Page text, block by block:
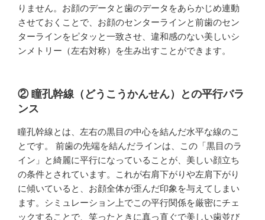
りません。お顔のデータと歯のデータをあらかじめ連動
させておくことで、お顔のセンターラインと前歯のセン
ターラインをピタッと一致させ、違和感のない美しいシ
ンメトリー（左右対称）を生み出すことができます。
② 瞳孔幹線（どうこうかんせん）との平行バラ
ンス
瞳孔幹線とは、左右の黒目の中心を結んだ水平な線のこ
とです。 前歯の先端を結んだラインは、この「黒目のラ
イン」と綺麗に平行になっていることが、美しい顔立ち
の条件とされています。これが右肩下がりや左肩下がり
に傾いていると、お顔全体が歪んだ印象を与えてしまい
ます。シミュレーション上でこの平行関係を厳密にチェ
ックすることで、笑ったときに真っ直ぐで美しい歯並び